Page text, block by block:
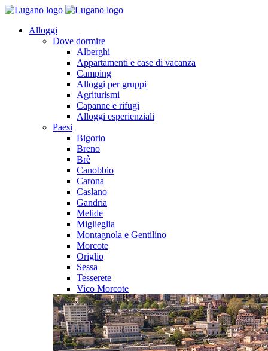
Alloggi
Dove dormire
Alberghi
Appartamenti e case di vacanza
Camping
Alloggi per gruppi
Agriturismi
Capanne e rifugi
Alloggi esperienziali
Paesi
Bigorio
Breno
Brè
Canobbio
Carona
Caslano
Gandria
Melide
Miglieglia
Montagnola e Gentilino
Morcote
Origlio
Sessa
Tesserete
Vico Morcote